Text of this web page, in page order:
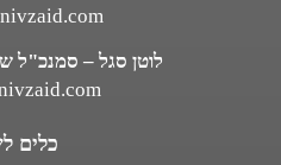
לוטן סגל – סמנכ"ל
כלים